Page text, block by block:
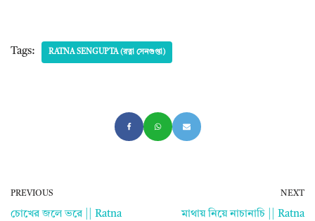
Tags: RATNA SENGUPTA (রত্না সেনগুপ্তা)
PREVIOUS
চোখের জলে ভরে || Ratna
NEXT
মাথায় নিয়ে নাচানাচি || Ratna